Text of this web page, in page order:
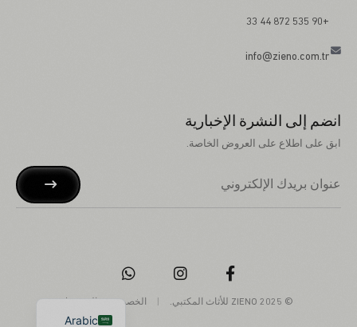
+90 535 872 44 33
info@zieno.com.tr
انضم إلى النشرة الإخبارية
ابق على اطلاع على العروض الخاصة.
© 2025 ZIENO للأثاث المكتبي. الخصوصية
Arabic